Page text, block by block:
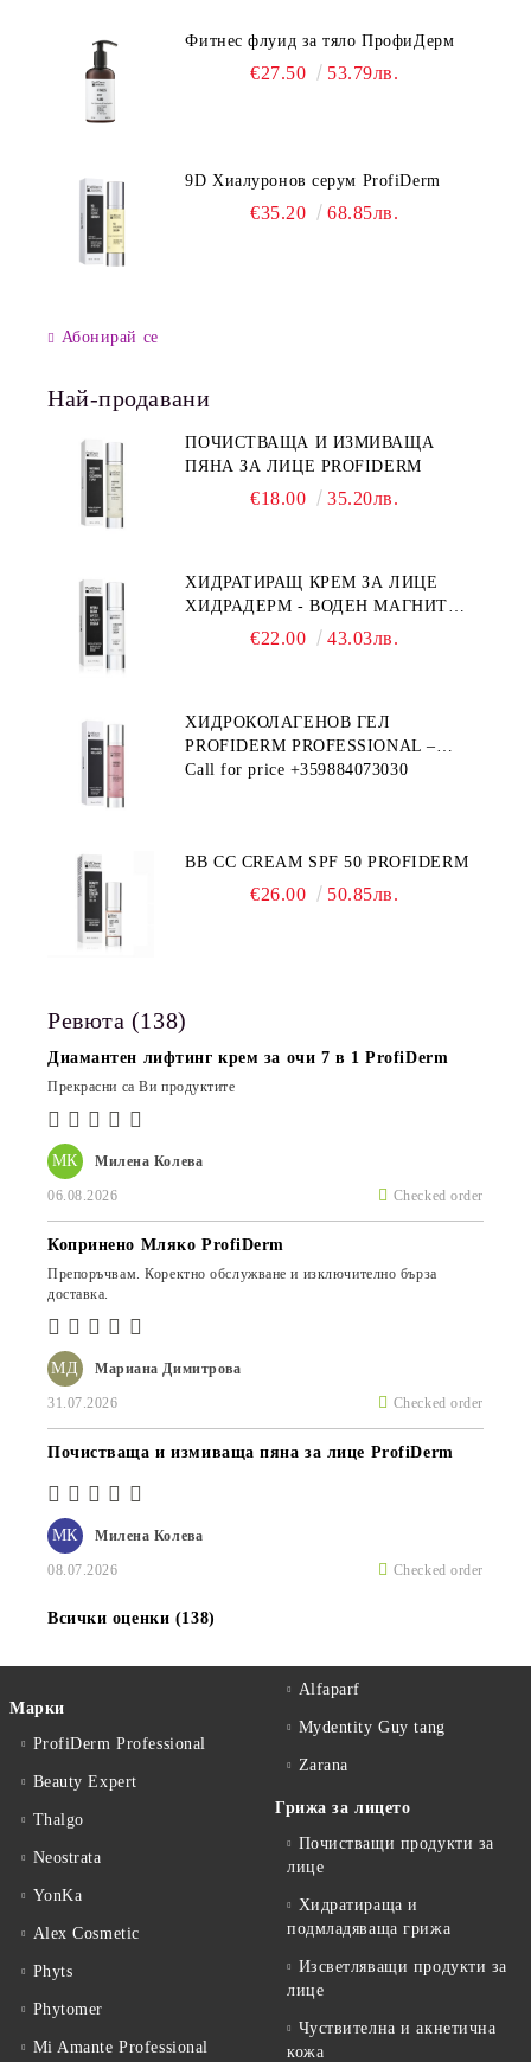
Фитнес флуид за тяло ПрофиДерм
€27.50 53.79лв.
9D Хиалуронов серум ProfiDerm
€35.20 68.85лв.
Абонирай се
Най-продавани
ПОЧИСТВАЩА И ИЗМИВАЩА
ПЯНА ЗА ЛИЦЕ PROFIDERM
€18.00 35.20лв.
ХИДРАТИРАЩ КРЕМ ЗА ЛИЦЕ
ХИДРАДЕРМ - ВОДЕН МАГНИТ
PROFIDERM€22.00 43.03лв.
ХИДРОКОЛАГЕНОВ ГЕЛ
PROFIDERM PROFESSIONAL –
ПРОДУКТ ЗА ДЪЛБОКА
Call for price +359884073030
BB CC CREAM SPF 50 PROFIDERM
€26.00 50.85лв.
Ревюта (138)
МК Милена Колева
06.08.2026 Checked order
Диамантен лифтинг крем за очи 7 в 1 ProfiDerm
Прекрасни са Ви продуктите
МД Мариана Димитрова
31.07.2026 Checked order
Копринено Мляко ProfiDerm
Препоръчвам. Коректно обслужване и изключително бърза
доставка.
МК Милена Колева
08.07.2026 Checked order
Почистваща и измиваща пяна за лице ProfiDerm
Всички оценки (138)
Марки
ProfiDerm Professional
Beauty Expert
Thalgo
Neostrata
YonKa
Alex Cosmetic
Phyts
Phytomer
Mi Amante Professional
Alfaparf
Mydentity Guy tang
Zarana
Грижа за лицето
Почистващи продукти за
лице
Хидратираща и
подмладяваща грижа
Изсветляващи продукти за
лице
Чуствителна и акнетична
кожа